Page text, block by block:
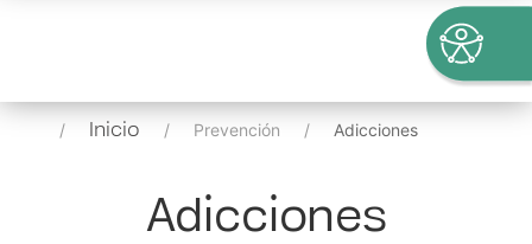
Inicio Prevención Adicciones
Adicciones